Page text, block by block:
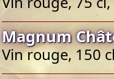
Magnum
Vin rouge, 150